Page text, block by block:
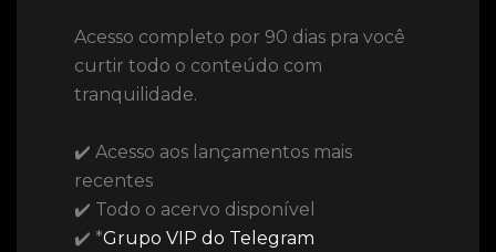
Acesso completo por 90 dias pra você
curtir todo o conteúdo com
tranquilidade.
✔️ Acesso aos lançamentos mais
recentes
✔️ Todo o acervo disponível
✔️ *Grupo VIP do Telegram